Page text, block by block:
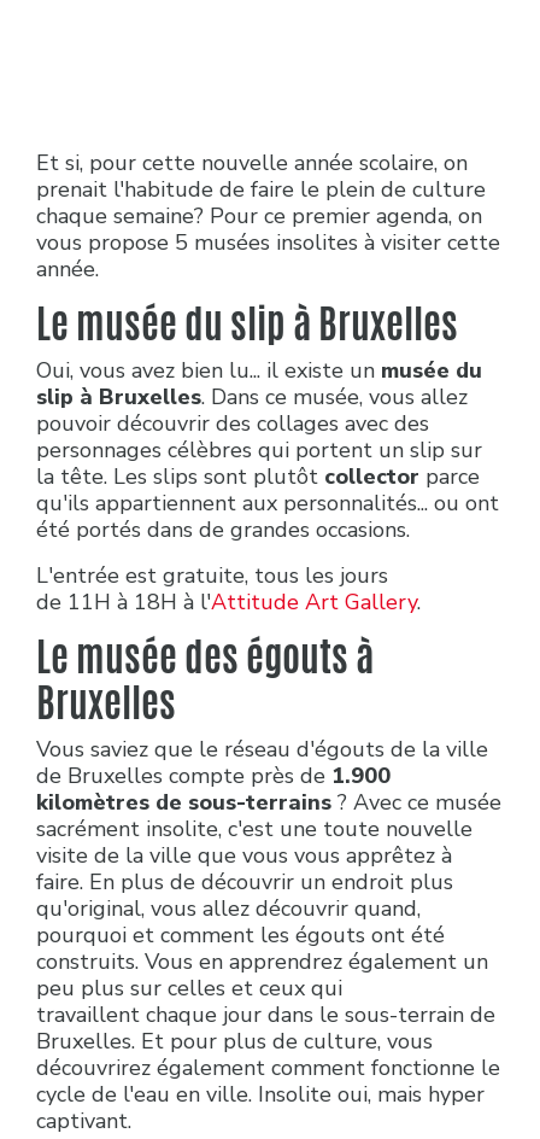
Et si, pour cette nouvelle année scolaire, on
prenait l'habitude de faire le plein de culture
chaque semaine? Pour ce premier agenda, on
vous propose 5 musées insolites à visiter cette
année.
Le musée du slip à Bruxelles
Oui, vous avez bien lu... il existe un musée du
slip à Bruxelles. Dans ce musée, vous allez
pouvoir découvrir des collages avec des
personnages célèbres qui portent un slip sur
la tête. Les slips sont plutôt collector parce
qu'ils appartiennent aux personnalités... ou ont
été portés dans de grandes occasions.
L'entrée est gratuite, tous les jours
de 11H à 18H à l'Attitude Art Gallery.
Le musée des égouts à
Bruxelles
Vous saviez que le réseau d'égouts de la ville
de Bruxelles compte près de 1.900
kilomètres de sous-terrains ? Avec ce musée
sacrément insolite, c'est une toute nouvelle
visite de la ville que vous vous apprêtez à
faire. En plus de découvrir un endroit plus
qu'original, vous allez découvrir quand,
pourquoi et comment les égouts ont été
construits. Vous en apprendrez également un
peu plus sur celles et ceux qui
travaillent chaque jour dans le sous-terrain de
Bruxelles. Et pour plus de culture, vous
découvrirez également comment fonctionne le
cycle de l'eau en ville. Insolite oui, mais hyper
captivant.